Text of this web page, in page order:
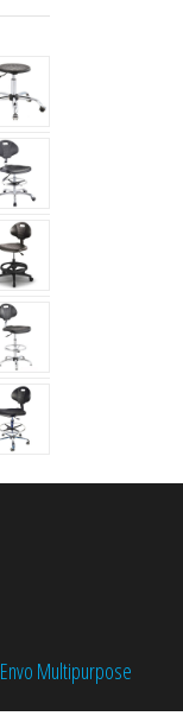
Envo Multipurpose